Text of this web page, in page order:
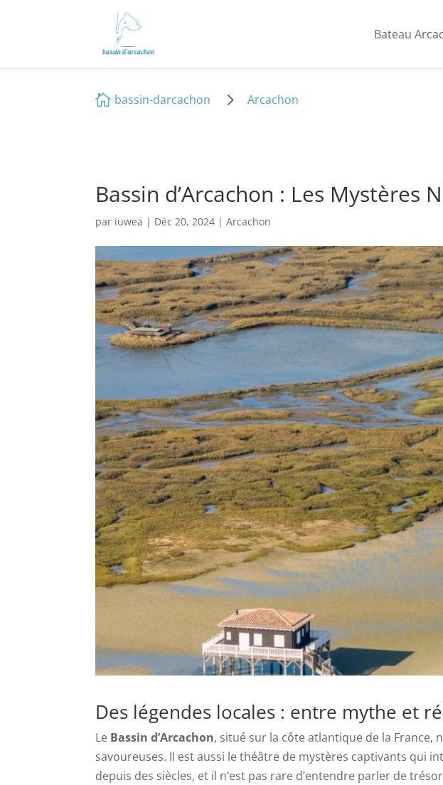
Bateau
 bassin-darcachon 5 Arcachon
Bassin d’Arcachon : Les Mystères
par iuwea | Déc 20, 2024 |Arcachon
Des légendes locales : entre mythe et
Le Bassin d’Arcachon, situé sur la côte atlantique de la France,
savoureuses. Il est aussi le théâtre de mystères captivants qui
depuis des siècles, et il n’est pas rare d’entendre parler de